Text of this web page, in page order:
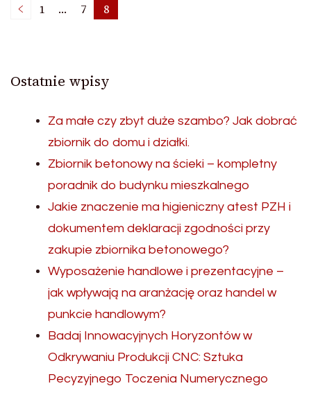
Nawigacja
wpisach
Page
1 … Page
7 Page
8
Ostatnie wpisy
Za małe czy zbyt duże szambo? Jak dobrać
zbiornik do domu i działki.
Zbiornik betonowy na ścieki – kompletny
poradnik do budynku mieszkalnego
Jakie znaczenie ma higieniczny atest PZH i
dokumentem deklaracji zgodności przy
zakupie zbiornika betonowego?
Wyposażenie handlowe i prezentacyjne –
jak wpływają na aranżację oraz handel w
punkcie handlowym?
Badaj Innowacyjnych Horyzontów w
Odkrywaniu Produkcji CNC: Sztuka
Pecyzyjnego Toczenia Numerycznego